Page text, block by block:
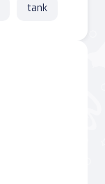
tank